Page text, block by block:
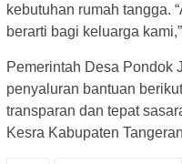
kebutuhan rumah tangga.
berarti bagi keluarga
Pemerintah Desa Pondok
penyaluran bantuan
transparan dan tepat
Kesra Kabupaten